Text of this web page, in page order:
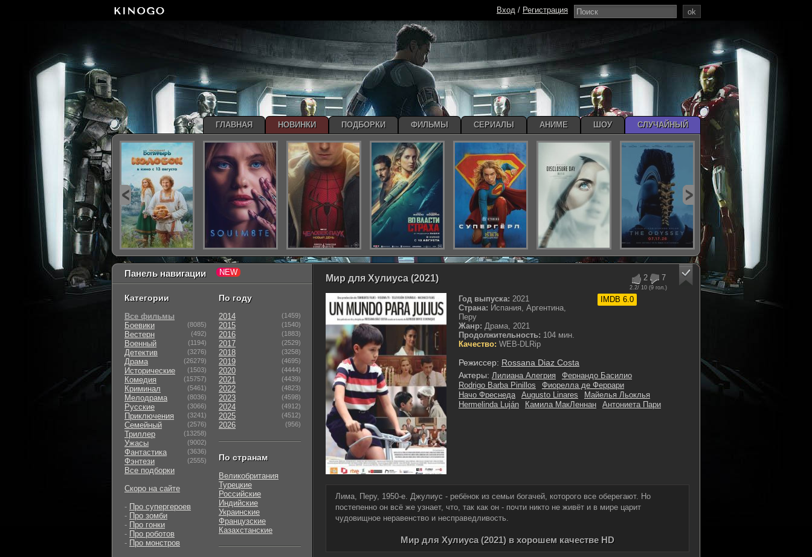
2 7
2.2/ 10 (9 гол.)
IMDB 6.0
Мир для Хулиуса (2021)
Год выпуска: 2021
Страна: Испания, Аргентина,
Перу
Жанр: Драма, 2021
Продолжительность: 104 мин.
Качество: WEB-DLRip
Режиссер: Rossana Diaz Costa
Актеры: Лилиана Алегрия
Фернандо Басилио
Rodrigo Barba Pinillos
Фиорелла де Феррари
Начо Фреснеда
Augusto Linares
Майелья Льоклья
Hermelinda Luján
Камила МакЛеннан Антониета Пари
Лима, Перу, 1950-е. Джулиус - ребёнок из семьи богачей, которого все оберегают. Но
постепенно он всё же узнает, что, так как он - почти никто не живёт и в мире царит
чудовищное неравенство и несправедливость.
Мир для Хулиуса (2021) в хорошем качестве HD
Панель навигации
Категории
Все фильмы
Боевики
(8085)
Вестерн (492)
Военный (1194)
Детектив (3276)
Драма (26279)
Исторические (1503)
Комедия (15757)
Криминал (5461)
Мелодрама (8036)
Русские (3066)
Приключения (3241)
Семейный (2576)
Триллер (13258)
Ужасы (9002)
Фантастика (3636)
Фэнтези (2555)
Все подборки
Скоро на сайте
- Про супергероев
- Про зомби
- Про гонки
- Про роботов
- Про монстров
По году
2014 (1459)
2015 (1540)
2016 (1883)
2017 (2529)
2018 (3258)
2019 (4695)
2020 (4444)
2021 (4439)
2022 (4823)
2023 (4598)
2024 (4912)
2025 (4512)
2026 (956)
По странам
Великобритания
Турецкие
Российские
Индийские
Украинские
Французские
Казахстанские
ok
Вход / Регистрация
ГЛАВНАЯ НОВИНКИ ПОДБОРКИ ФИЛЬМЫ СЕРИАЛЫ АНИМЕ ШОУ СЛУЧАЙНЫЙ